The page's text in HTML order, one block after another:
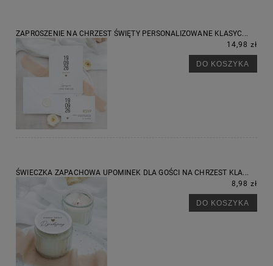
ZAPROSZENIE NA CHRZEST ŚWIĘTY PERSONALIZOWANE KLASYC...
14,98 zł
DO KOSZYKA
ŚWIECZKA ZAPACHOWA UPOMINEK DLA GOŚCI NA CHRZEST KLA...
8,98 zł
DO KOSZYKA